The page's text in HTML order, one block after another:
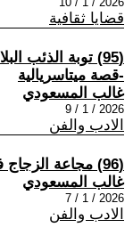
قضايا ثقافية
(95) توبة الذئب
-قصة ميتاسريالية
غالب المسعودي
2026 / 1 / 9
الادب والفن
(96) مجاعة الزجاج في غابة الزئبق قصة ميتاسريالية
غالب المسعودي
2026 / 1 / 7
الادب والفن